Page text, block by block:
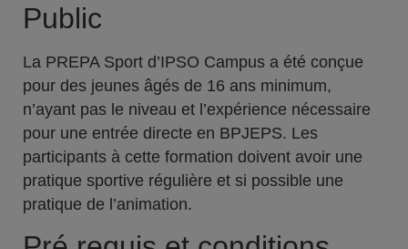
Public
La PREPA Sport d’IPSO Campus a été conçue
pour des jeunes âgés de 16 ans minimum,
n’ayant pas le niveau et l’expérience nécessaire
pour une entrée directe en BPJEPS. Les
participants à cette formation doivent avoir une
pratique sportive régulière et si possible une
pratique de l’animation.